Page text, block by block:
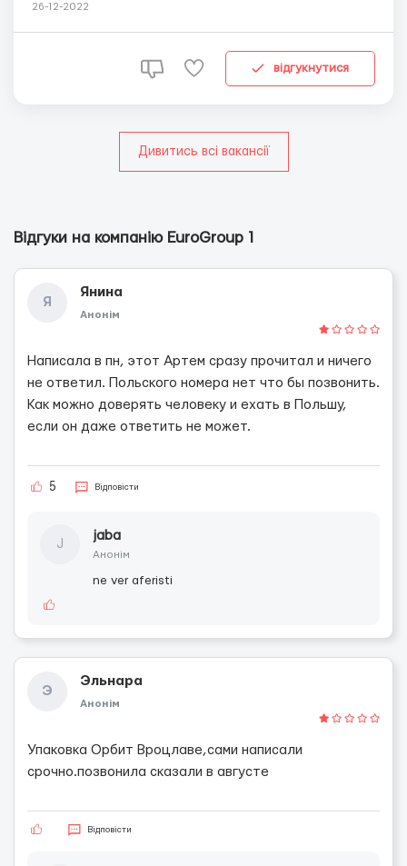
автомобильный завод Hutchinson Контактный номер:
26-12-2022
відгукнутися
Дивитись всі вакансії
Відгуки на компанію EuroGroup 1
Я
Янина
Анонім
Написала в пн, этот Артем сразу прочитал и ничего
не ответил. Польского номера нет что бы позвонить.
Как можно доверять человеку и ехать в Польшу,
если он даже ответить не может.
5 Відповісти
J
jaba
Анонім
ne ver aferisti
Э
Эльнара
Анонім
Упаковка Орбит Вроцлаве,сами написали
срочно.позвонила сказали в августе
Відповісти